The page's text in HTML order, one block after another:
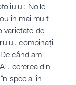
Noile
în mai mult
varietate de
combinații
când am
cererea din
special în